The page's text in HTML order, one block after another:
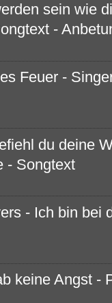
sein wie
-
Feuer -
du deine
- Songtext
- Ich bin bei
keine Angst -